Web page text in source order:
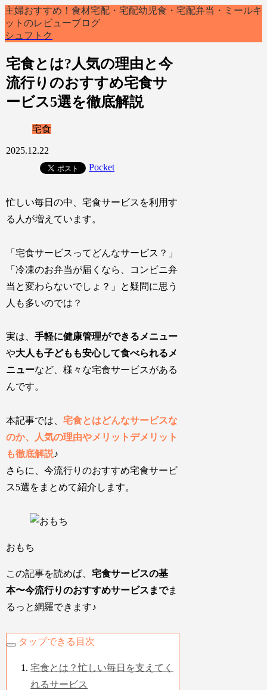
主婦おすすめ！食材宅配・宅配幼児食・宅配弁当・ミールキ
ットのレビューブログ
シュフトク
宅食とは?人気の理由と今
流行りのおすすめ宅食サ
ービス5選を徹底解説
宅食
2025.12.22
Pocket
忙しい毎日の中、宅食サービスを利用す
る人が増えています。
「宅食サービスってどんなサービス？」
「冷凍のお弁当が届くなら、コンビニ弁
当と変わらないでしょ？」と疑問に思う
人も多いのでは？
実は、手軽に健康管理ができるメニュー
や大人も子どもも安心して食べられるメ
ニューなど、様々な宅食サービスがある
んです。
本記事では、宅食とはどんなサービスな
のか、人気の理由やメリットデメリット
も徹底解説♪
さらに、今流行りのおすすめ宅食サービ
ス5選をまとめて紹介 します。
おもち
この記事を読めば、宅食サービスの基
本〜今流行りのおすすめサービスまでま
るっと網羅できます♪
タップできる目次
宅食とは？忙しい毎日を支えてく
れるサービス